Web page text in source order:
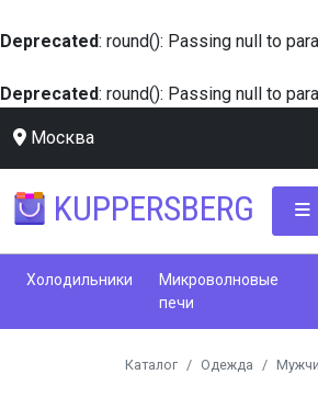
Deprecated: round(): Passing null to
Deprecated: round(): Passing null to
Москва
KUPPERSBERG
Холодильники
Микроволновые
печи
Каталог Одежда